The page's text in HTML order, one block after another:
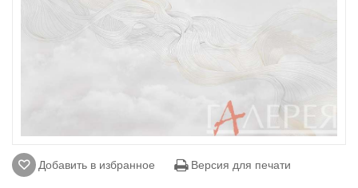
Добавить в избранное Версия для печати